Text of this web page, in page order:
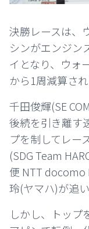
決勝レースは、
シンがエンジン
イとなり、ウォ
から1周減算さ
千田俊輝(SE
後続を引き離す
プを制してレー
(SDG Team
便 NTT docomo
玲(ヤマハ)が追い
しかし、トップ